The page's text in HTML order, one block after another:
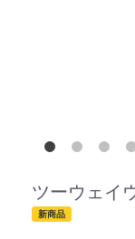
ツーウェイ
新商品